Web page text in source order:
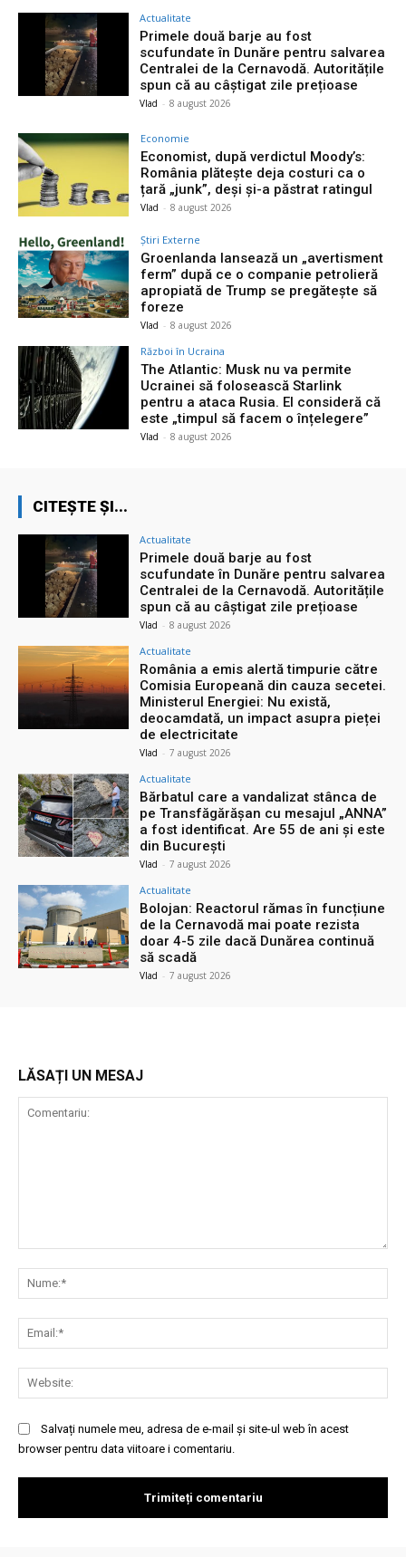
Actualitate
Primele două barje au fost
scufundate în Dunăre pentru salvarea
Centralei de la Cernavodă. Autoritățile
spun că au câștigat zile prețioase
Vlad - 8 august 2026
Economie
Economist, după verdictul Moody’s:
România plătește deja costuri ca o
țară „junk”, deși și-a păstrat ratingul
Vlad - 8 august 2026
Știri Externe
Groenlanda lansează un „avertisment
ferm” după ce o companie petrolieră
apropiată de Trump se pregătește să
foreze
Vlad - 8 august 2026
Război în Ucraina
The Atlantic: Musk nu va permite
Ucrainei să folosească Starlink
pentru a ataca Rusia. El consideră că
este „timpul să facem o înțelegere”
Vlad - 8 august 2026
CITEȘTE ȘI...
Actualitate
Primele două barje au fost
scufundate în Dunăre pentru salvarea
Centralei de la Cernavodă. Autoritățile
spun că au câștigat zile prețioase
Vlad - 8 august 2026
Actualitate
România a emis alertă timpurie către
Comisia Europeană din cauza secetei.
Ministerul Energiei: Nu există,
deocamdată, un impact asupra pieței
de electricitate
Vlad - 7 august 2026
Actualitate
Bărbatul care a vandalizat stânca de
pe Transfăgărășan cu mesajul „ANNA”
a fost identificat. Are 55 de ani și este
din București
Vlad - 7 august 2026
Actualitate
Bolojan: Reactorul rămas în funcțiune
de la Cernavodă mai poate rezista
doar 4-5 zile dacă Dunărea continuă
să scadă
Vlad - 7 august 2026
LĂSAȚI UN MESAJ
Salvați numele meu, adresa de e-mail și site-ul web în acest
browser pentru data viitoare i comentariu.